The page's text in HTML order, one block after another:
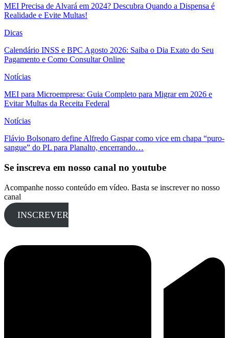
MEI Precisa de Alvará em 2024? Descubra Quando a Dispensa é
Realidade e Evite Multas!
Dicas
Calendário INSS e BPC Agosto 2026: Saiba o Dia Exato do Seu
Pagamento e Como Consultar Online
Notícias
MEI para Microempresa: Guia Completo para Migrar em 2026 e
Evitar Multas da Receita Federal
Notícias
Flávio Bolsonaro define Alfredo Gaspar como vice em chapa “puro-
sangue” do PL para Planalto, encerrando…
Se inscreva em nosso canal no youtube
Acompanhe nosso conteúdo em vídeo. Basta se inscrever no nosso
canal
INSCREVER